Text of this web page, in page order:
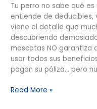
Tu perro no sabe qué
entiende de deducibles,
viene el detalle que
descubriendo
mascotas NO garantiza
usar todos sus
pagan su póliza… pero
Read More »